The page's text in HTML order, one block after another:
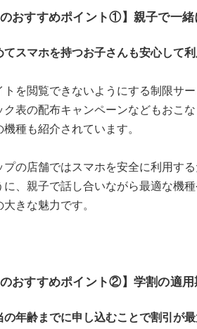
のおすすめポイント①】親子で一
てスマホを持つお子さんも安心して
を閲覧できないようにする制限サ
ク表の配布キャンペーンなどもおこ
種も紹介されています。
プの店舗ではスマホを安全に利用す
に、親子で話し合いながら最適な機
きな魅力です。
のおすすめポイント②】学割の適
の年齢までに申し込むことで割引が